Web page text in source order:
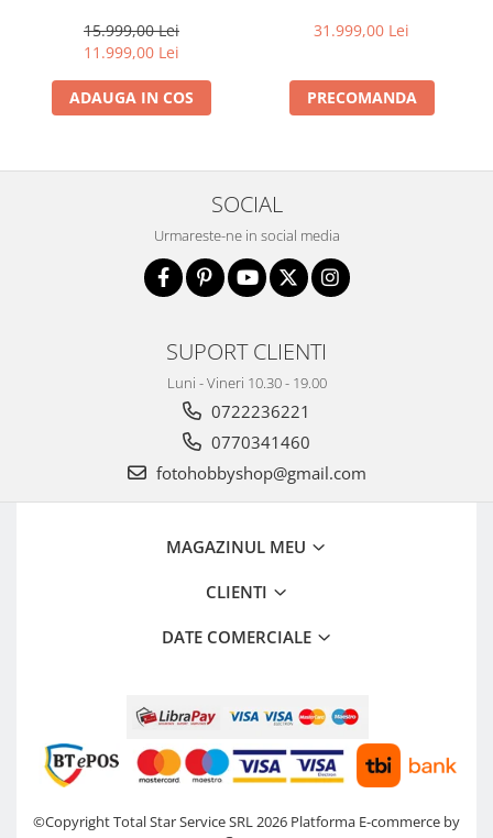
15.999,00 Lei
11.999,00 Lei
ADAUGA IN COS
30fps, 6K RAW
31.999,00 Lei
PRECOMANDA
SOCIAL
Urmareste-ne in social media
SUPORT CLIENTI
Luni - Vineri 10.30 - 19.00
0722236221
0770341460
fotohobbyshop@gmail.com
MAGAZINUL MEU
CLIENTI
DATE COMERCIALE
©Copyright Total Star Service SRL 2026 Platforma E-commerce by